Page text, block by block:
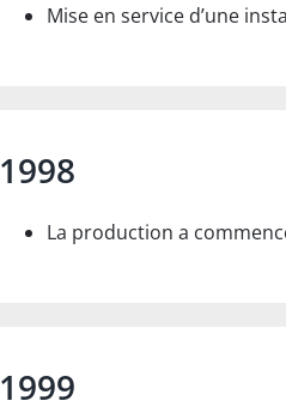
Mise en service d’une
1998
La production a
1999